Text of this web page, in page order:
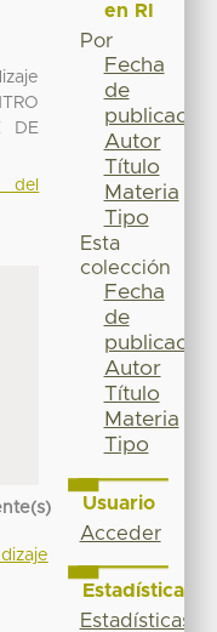
DE
del
en RI
Por
Fecha
de
publicación
Autor
Título
Materia
Tipo
Esta
colección
Fecha
de
publicación
Autor
Título
Materia
Tipo
Usuario
Acceder
Estadísticas
Estadísticas